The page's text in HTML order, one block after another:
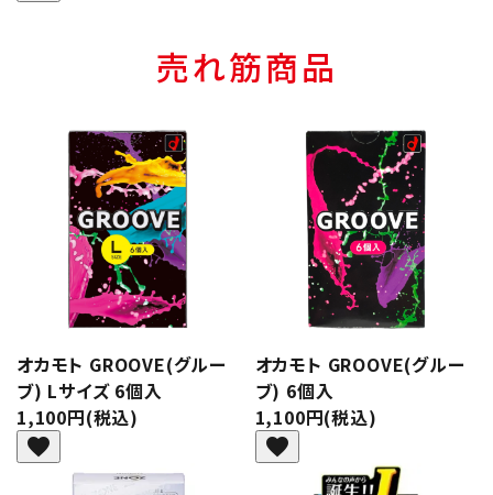
売れ筋商品
オカモト GROOVE(グルー
ブ) Lサイズ 6個入
1,100円(税込)
favorite
オカモト GROOVE(グルー
ブ) 6個入
1,100円(税込)
favorite